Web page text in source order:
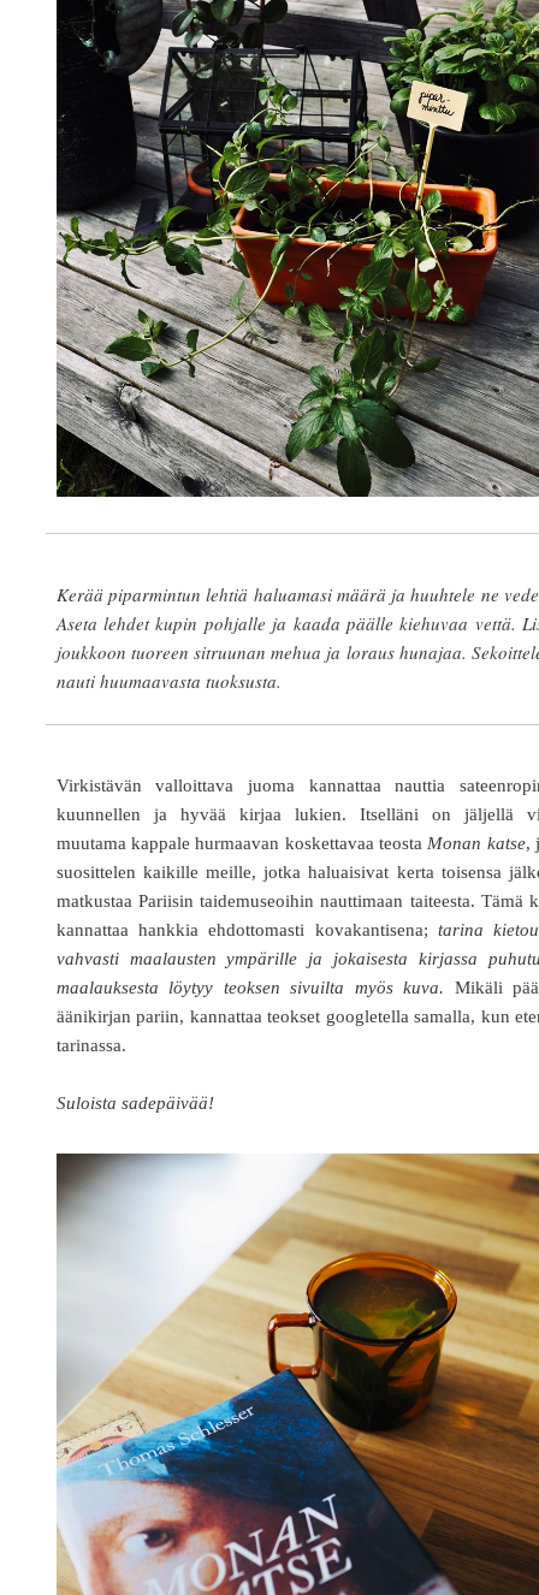
Kerää piparmintun lehtiä haluamasi määrä ja huuhtele ne
Aseta lehdet kupin pohjalle ja kaada päälle kiehuvaa vettä.
joukkoon tuoreen sitruunan mehua ja loraus hunajaa.
nauti huumaavasta tuoksusta.
Virkistävän valloittava juoma kannattaa nauttia
kuunnellen ja hyvää kirjaa lukien. Itselläni on jäljellä
muutama kappale hurmaavan koskettavaa teosta Monan katse,
suosittelen kaikille meille, jotka haluaisivat kerta toisensa
matkustaa Pariisin taidemuseoihin nauttimaan taiteesta. Tämä
kannattaa hankkia ehdottomasti kovakantisena; tarina
vahvasti maalausten ympärille ja jokaisesta kirjassa
maalauksesta löytyy teoksen sivuilta myös kuva. Mikäli
äänikirjan pariin, kannattaa teokset googletella samalla, kun
tarinassa.
Suloista sadepäivää!